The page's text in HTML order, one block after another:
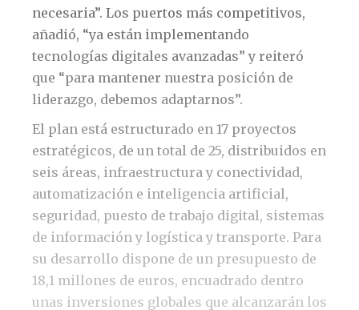
necesaria”. Los puertos más competitivos,
añadió, “ya están implementando
tecnologías digitales avanzadas” y reiteró
que “para mantener nuestra posición de
liderazgo, debemos adaptarnos”.
El plan está estructurado en 17 proyectos
estratégicos, de un total de 25, distribuidos en
seis áreas, infraestructura y conectividad,
automatización e inteligencia artificial,
seguridad, puesto de trabajo digital, sistemas
de información y logística y transporte. Para
su desarrollo dispone de un presupuesto de
18,1 millones de euros, encuadrado dentro
unas inversiones globales que alcanzarán los